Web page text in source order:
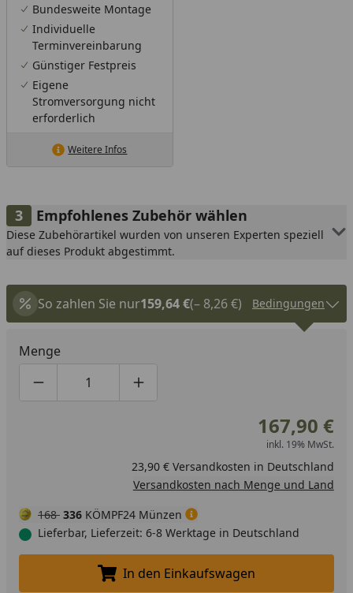
Bundesweite Montage
Individuelle
Terminvereinbarung
Günstiger Festpreis
Eigene
Stromversorgung nicht
erforderlich
Weitere Infos
Empfohlenes Zubehör wählen
Diese Zubehörartikel wurden von unseren Experten speziell
auf dieses Produkt abgestimmt.
So zahlen Sie nur159,64 €(– 8,26 €) Bedingungen
Menge
Produktmenge um eins verringern
Produktmenge manuell eingeben
Produktmenge um eins erhöhen
167,90 €
inkl. 19% MwSt.
23,90 € Versandkosten in Deutschland
Versandkosten nach Menge und Land
168 336 KÖMPF24 Münzen
Lieferbar, Lieferzeit: 6-8 Werktage in Deutschland
In den Einkaufswagen legen
In den Einkaufswagen